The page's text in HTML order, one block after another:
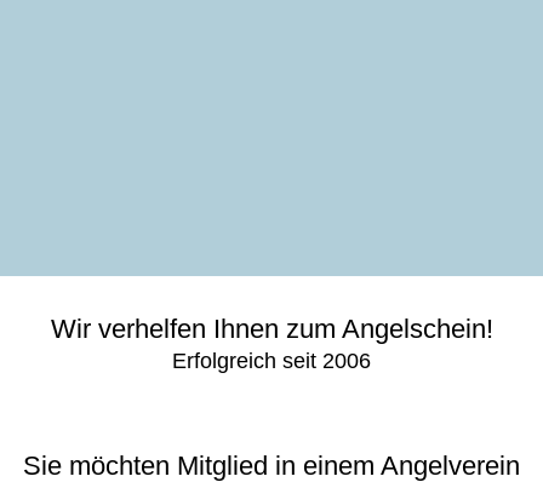
Wir verhelfen Ihnen zum Angelschein!
Erfolgreich seit 2006
Sie möchten Mitglied in einem Angelverein